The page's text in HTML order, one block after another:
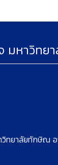
มหาวิท
วิทยาลัยทักษิณ